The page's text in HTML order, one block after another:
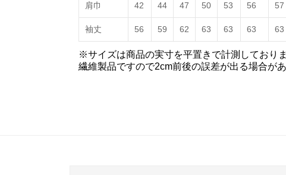
肩巾 42 44 47 50 53 56 57
袖丈 56 59 62 63 63 63 63
※サイズは商品の実寸を平置きで計測しておりま
繊維製品ですので2cm前後の誤差が出る場合があ